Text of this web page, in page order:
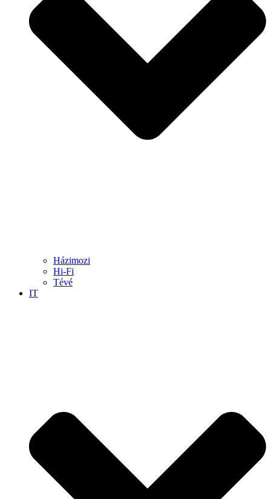
Házimozi
Hi-Fi
Tévé
IT